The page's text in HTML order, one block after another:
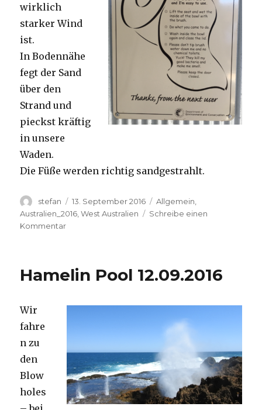
wirklich
starker Wind
ist.
In Bodennähe
fegt der Sand
über den
Strand und
pieckst kräftig
in unsere
Waden.
Die Füße werden richtig sandgestrahlt.
Autor
stefan
Veröffentlicht
am
13. September 2016 Kategorien
Allgemein
Australien_2016 ,West Australien
Schreibe einen
Kommentarzu
Hamelin Pool 12.09.2016
Wir
fahre
n zu
den
Blow
holes